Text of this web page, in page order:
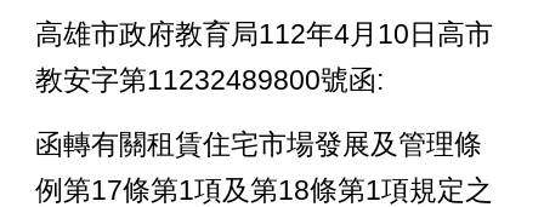
高雄市政府教育局112年4月10日高市
教安字第11232489800號函:
函轉有關租賃住宅市場發展及管理條
例第17條第1項及第18條第1項規定之